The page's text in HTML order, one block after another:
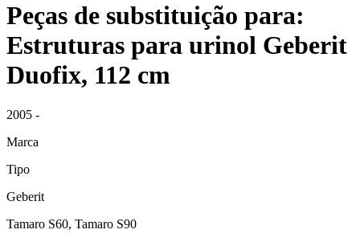
Peças de substituição para:
Estruturas para urinol Geberit
Duofix, 112 cm
2005 -
Marca
Tipo
Geberit
Tamaro S60, Tamaro S90